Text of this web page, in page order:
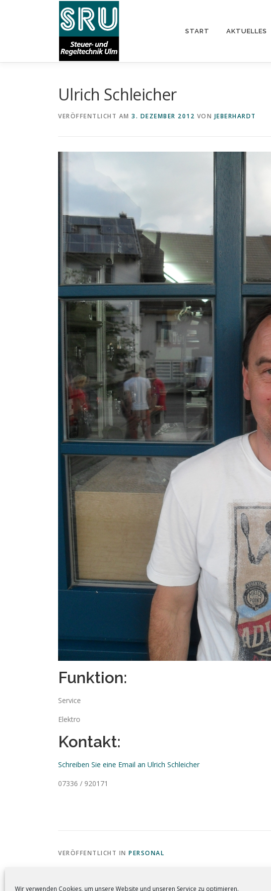
Wir verwenden Cookies, um unsere Website und unseren Service zu optimieren.
START AKTUELLES
Ulrich Schleicher
VERÖFFENTLICHT AM 3. DEZEMBER 2012 VON JEBERHARDT
Funktion:
Service
Elektro
Kontakt:
Schreiben Sie eine Email an Ulrich Schleicher
07336 / 920171
VERÖFFENTLICHT IN PERSONAL